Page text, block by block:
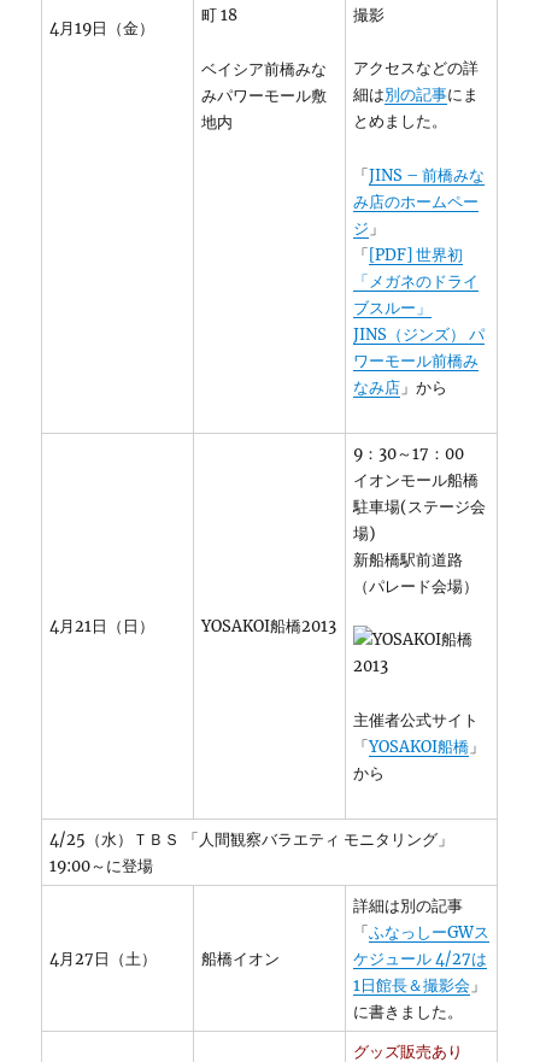
4月19日（金）
町 18
ベイシア前橋みな
みパワーモール敷
地内
撮影
アクセスなどの詳
細は別の記事にま
とめました。
「JINS – 前橋みな
み店のホームペー
ジ 」
「[PDF] 世界初
「メガネのドライ
ブスルー」
JINS（ジンズ） パ
ワーモール前橋み
なみ店 」から
4月21日（日） YOSAKOI船橋2013
9：30～17：00
イオンモール船橋
駐車場(ステージ会
場)
新船橋駅前道路
（パレード会場）
主催者公式サイト
「YOSAKOI船橋 」
から
4/25（水）ＴＢＳ 「人間観察バラエティ モニタリング」
19:00～に登場
4月27日（土） 船橋イオン
詳細は別の記事
「ふなっしーGWス
ケジュール 4/27は
1日館長＆撮影会 」
に書きました。
グッズ販売あり